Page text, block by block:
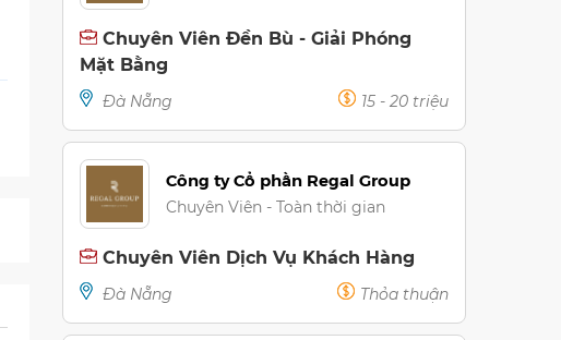
Chuyên Viên Đền Bù - Giải Phóng
Mặt Bằng
Đà Nẵng 15 - 20 triệu
Công ty Cổ phần Regal Group
Chuyên Viên - Toàn thời gian
Chuyên Viên Dịch Vụ Khách Hàng
Đà Nẵng Thỏa thuận